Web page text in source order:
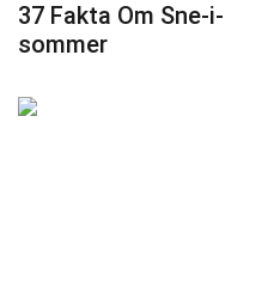
37 Fakta Om Sne-i-
sommer